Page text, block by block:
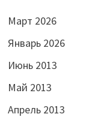
Март 2026
Январь 2026
Июнь 2013
Май 2013
Апрель 2013